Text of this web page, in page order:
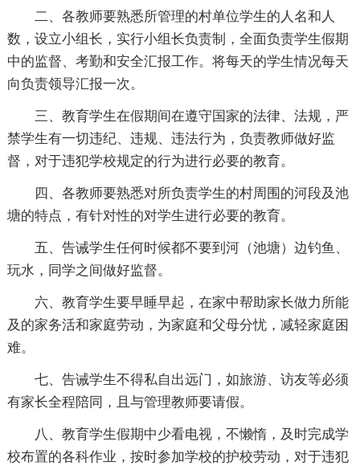
二、各教师要熟悉所管理的村单位学生的人名和人
数，设立小组长，实行小组长负责制，全面负责学生假期
中的监督、考勤和安全汇报工作。将每天的学生情况每天
向负责领导汇报一次。
三、教育学生在假期间在遵守国家的法律、法规，严
禁学生有一切违纪、违规、违法行为，负责教师做好监
督，对于违犯学校规定的行为进行必要的教育。
四、各教师要熟悉对所负责学生的村周围的河段及池
塘的特点，有针对性的对学生进行必要的教育。
五、告诫学生任何时候都不要到河（池塘）边钓鱼、
玩水，同学之间做好监督。
六、教育学生要早睡早起，在家中帮助家长做力所能
及的家务活和家庭劳动，为家庭和父母分忧，减轻家庭困
难。
七、告诫学生不得私自出远门，如旅游、访友等必须
有家长全程陪同，且与管理教师要请假。
八、教育学生假期中少看电视，不懒惰，及时完成学
校布置的各科作业，按时参加学校的护校劳动，对于违犯